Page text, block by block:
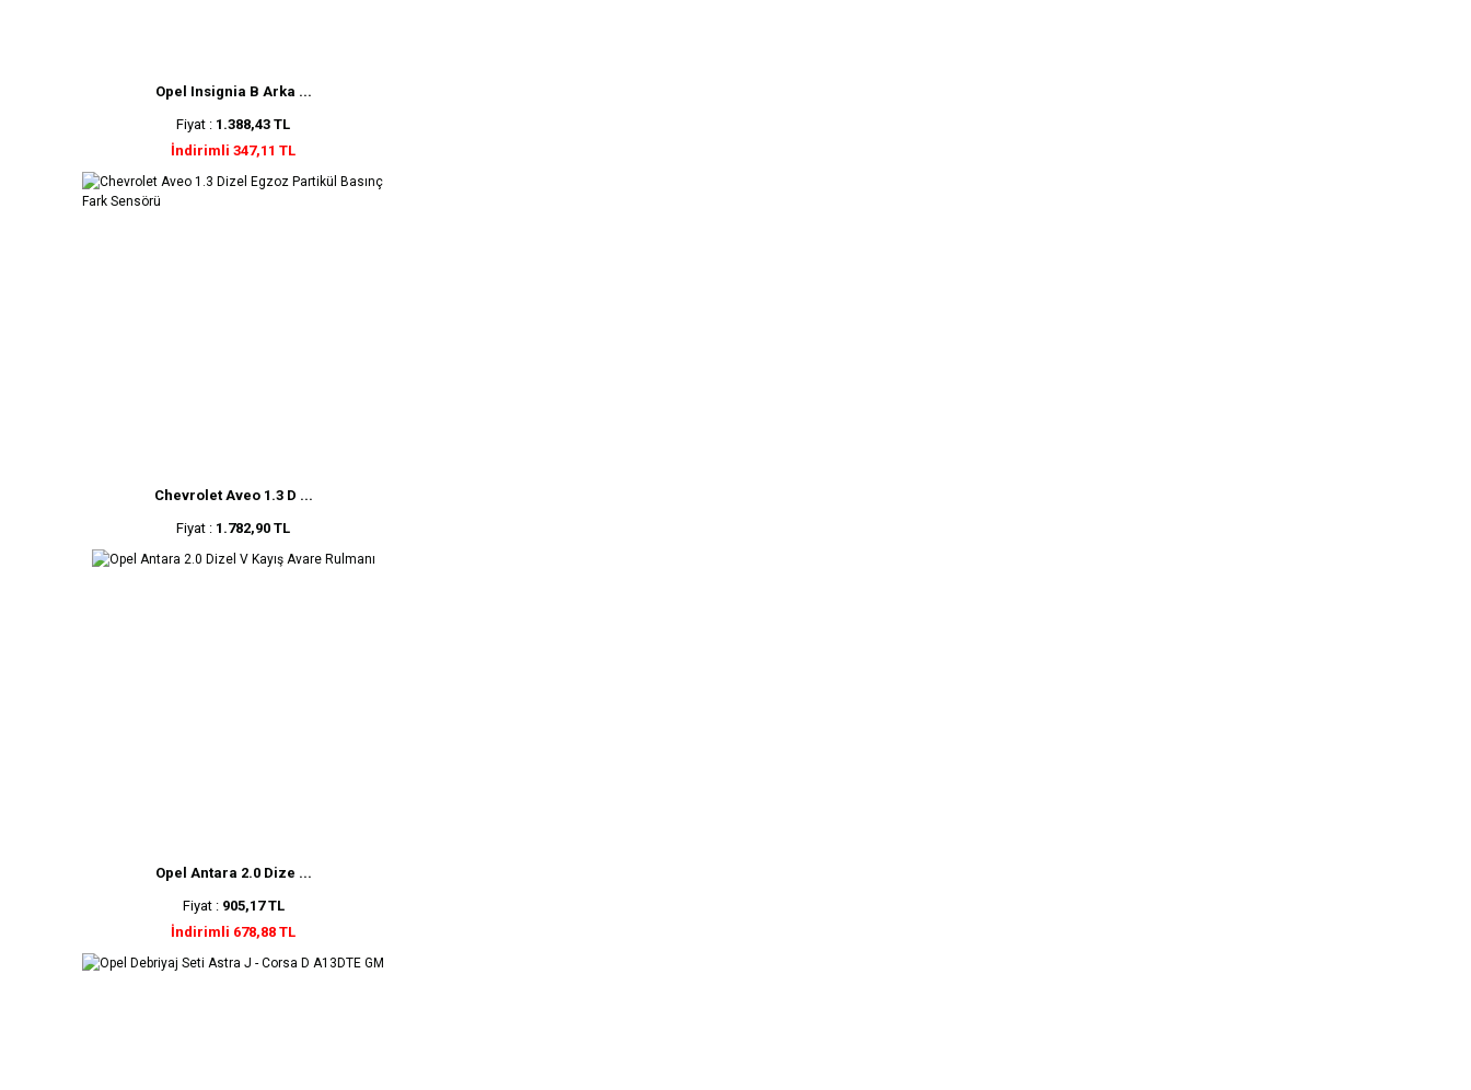
Opel Insignia B Arka ...
Fiyat : 1.388,43 TL
İndirimli 347,11 TL
Chevrolet Aveo 1.3 D ...
Fiyat : 1.782,90 TL
Opel Antara 2.0 Dize ...
Fiyat : 905,17 TL
İndirimli 678,88 TL